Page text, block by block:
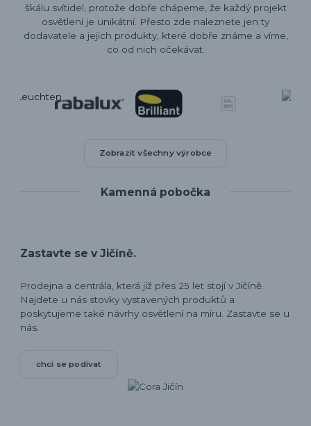
škálu svítidel, protože dobře chápeme, že každý projekt
osvětlení je unikátní. Přesto zde naleznete jen ty
dodavatele a jejich produkty, které dobře známe a víme,
co od nich očekávat.
Zobrazit všechny výrobce
Kamenná pobočka
Zastavte se v Jičíně.
Prodejna a centrála, která již přes 25 let stojí v Jičíně.
Najdete u nás stovky vystavených produktů a
poskytujeme také návrhy osvětlení na míru. Zastavte se u
nás.
chci se podívat